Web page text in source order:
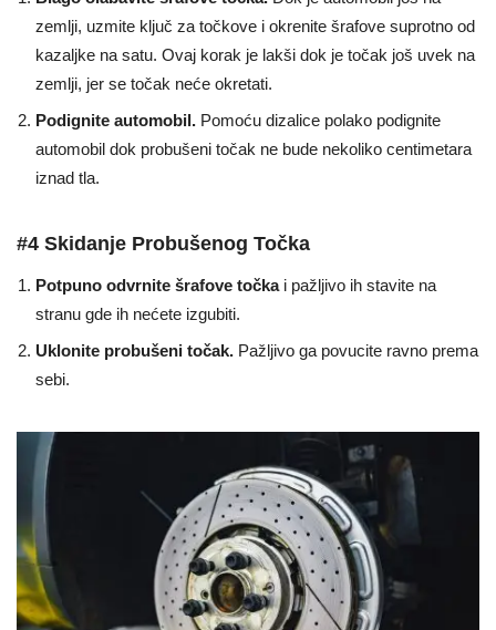
zemlji, uzmite ključ za točkove i okrenite šrafove suprotno od
kazaljke na satu. Ovaj korak je lakši dok je točak još uvek na
zemlji, jer se točak neće okretati.
Podignite automobil. Pomoću dizalice polako podignite
automobil dok probušeni točak ne bude nekoliko centimetara
iznad tla.
#4 Skidanje Probušenog Točka
Potpuno odvrnite šrafove točkai pažljivo ih stavite na
stranu gde ih nećete izgubiti.
Uklonite probušeni točak. Pažljivo ga povucite ravno prema
sebi.